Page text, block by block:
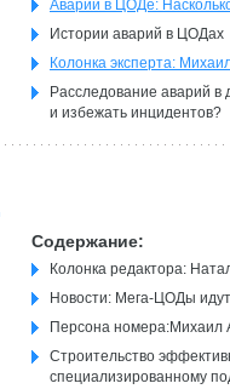
Аварии в ЦОДе:
Истории аварий в ЦОДах
Колонка эксперта:
Расследование аварий в
и избежать инцидентов?
Колонка эксперта: Игорь
Содержание:
Колонка редактора:
Новости: Мега-ЦОДы
Персона номера:Михаил
Строительство
специализированному